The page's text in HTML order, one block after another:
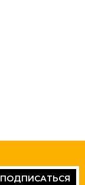
ПОДПИСАТЬСЯ